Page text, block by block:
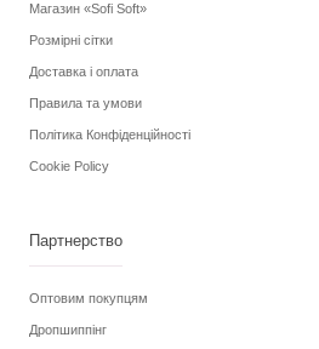
Магазин «Sofi Soft»
Розмірні сітки
Доставка і оплата
Правила та умови
Політика Конфіденційності
Cookie Policy
Партнерство
Оптовим покупцям
Дропшиппінг